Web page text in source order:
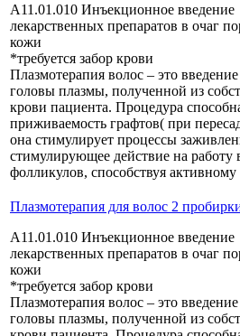
А11.01.010 Инъекционное введение
лекарственных препаратов в очаг
кожи
*требуется забор крови
Плазмотерапия волос – это
головы плазмы, полученной из
крови пациента. Процедура
приживаемость графтов( при
она стимулирует процессы
стимулирующее действие на работу
фолликулов, способствуя активному
Плазмотерапия для волос 2
А11.01.010 Инъекционное введение
лекарственных препаратов в очаг
кожи
*требуется забор крови
Плазмотерапия волос – это
головы плазмы, полученной из